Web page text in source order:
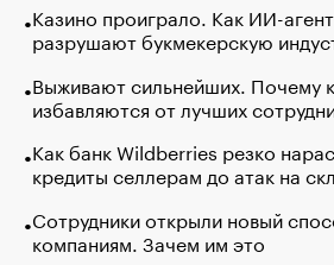
Казино проиграло. Как ИИ-
разрушают букмекерскую
Выживают сильнейших. Почему
избавляются от лучших
Как банк Wildberries резко
кредиты селлерам до атак на
Сотрудники открыли новый
компаниям. Зачем им это